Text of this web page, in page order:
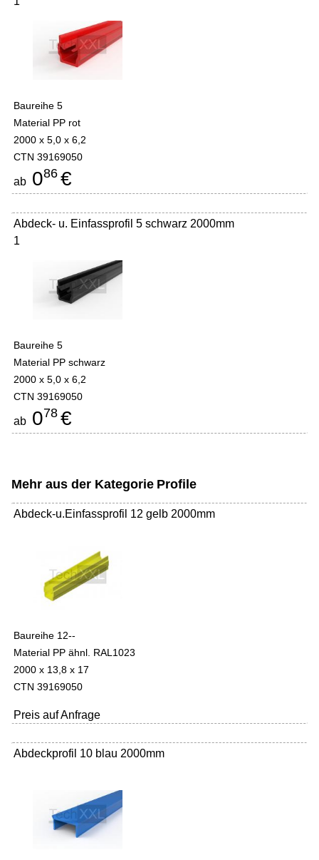
Baureihe 5
Material PP rot
2000 x 5,0 x 6,2
CTN 39169050
ab 086 €
Abdeck- u. Einfassprofil 5 schwarz 2000mm
1
Baureihe 5
Material PP schwarz
2000 x 5,0 x 6,2
CTN 39169050
ab 078 €
Mehr aus der Kategorie Profile
Abdeck-u.Einfassprofil 12 gelb 2000mm
Baureihe 12--
Material PP ähnl. RAL1023
2000 x 13,8 x 17
CTN 39169050
Preis auf Anfrage
Abdeckprofil 10 blau 2000mm